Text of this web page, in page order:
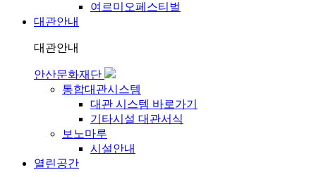
여르미오페스티벌
대관안내
대관안내
안산문화재단
통합대관시스템
대관 시스템 바로가기
기타시설 대관서식
보노마루
시설안내
열린공간